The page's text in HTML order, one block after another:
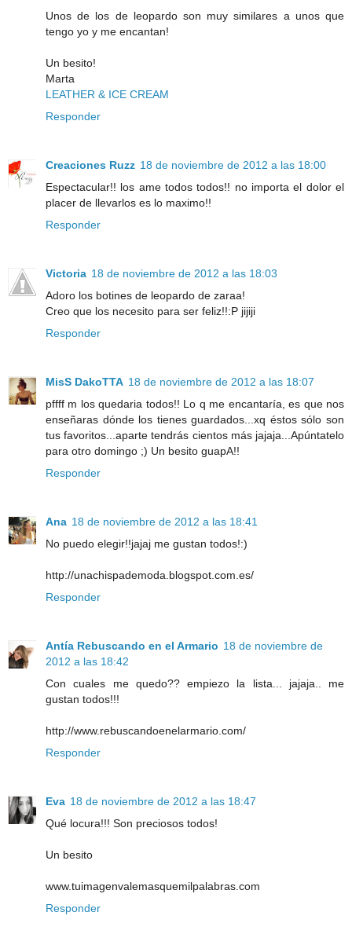
Unos de los de leopardo son muy similares a unos que
tengo yo y me encantan!
Un besito!
Marta
LEATHER & ICE CREAM
Responder
Creaciones Ruzz 18 de noviembre de 2012 a las 18:00
Espectacular!! los ame todos todos!! no importa el dolor el
placer de llevarlos es lo maximo!!
Responder
Victoria 18 de noviembre de 2012 a las 18:03
Adoro los botines de leopardo de zaraa!
Creo que los necesito para ser feliz!!:P jijiji
Responder
MisS DakoTTA 18 de noviembre de 2012 a las 18:07
pffff m los quedaria todos!! Lo q me encantaría, es que nos
enseñaras dónde los tienes guardados...xq éstos sólo son
tus favoritos...aparte tendrás cientos más jajaja...Apúntatelo
para otro domingo ;) Un besito guapA!!
Responder
Ana 18 de noviembre de 2012 a las 18:41
No puedo elegir!!jajaj me gustan todos!:)
http://unachispademoda.blogspot.com.es/
Responder
Antía Rebuscando en el Armario 18 de noviembre de
2012 a las 18:42
Con cuales me quedo?? empiezo la lista... jajaja.. me
gustan todos!!!
http://www.rebuscandoenelarmario.com/
Responder
Eva 18 de noviembre de 2012 a las 18:47
Qué locura!!! Son preciosos todos!
Un besito
www.tuimagenvalemasquemilpalabras.com
Responder